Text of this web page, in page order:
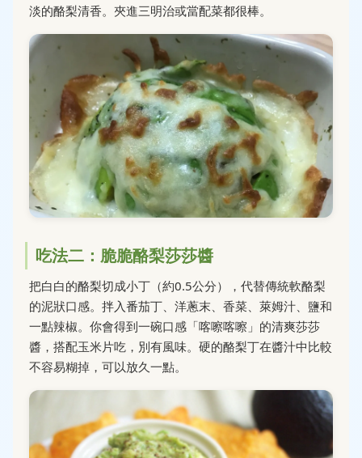
淡的酪梨清香。夾進三明治或當配菜都很棒。
吃法二：脆脆酪梨莎莎醬
把白白的酪梨切成小丁（約0.5公分），代替傳統軟酪梨
的泥狀口感。拌入番茄丁、洋蔥末、香菜、萊姆汁、鹽和
一點辣椒。你會得到一碗口感「喀嚓喀嚓」的清爽莎莎
醬，搭配玉米片吃，別有風味。硬的酪梨丁在醬汁中比較
不容易糊掉，可以放久一點。